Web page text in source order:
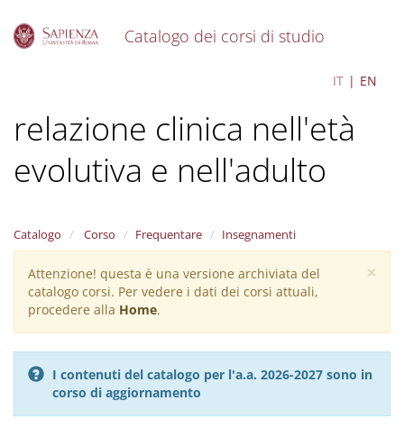
Catalogo dei corsi di studio
IT EN
Psicopatologia dinamica e
relazione clinica nell'età
evolutiva e nell'adulto
Catalogo Corso Frequentare Insegnamenti
×
Warning
message
Attenzione! questa è una versione archiviata del
catalogo corsi. Per vedere i dati dei corsi attuali,
procedere alla Home.
I contenuti del catalogo per l'a.a. 2026-2027 sono in
corso di aggiornamento